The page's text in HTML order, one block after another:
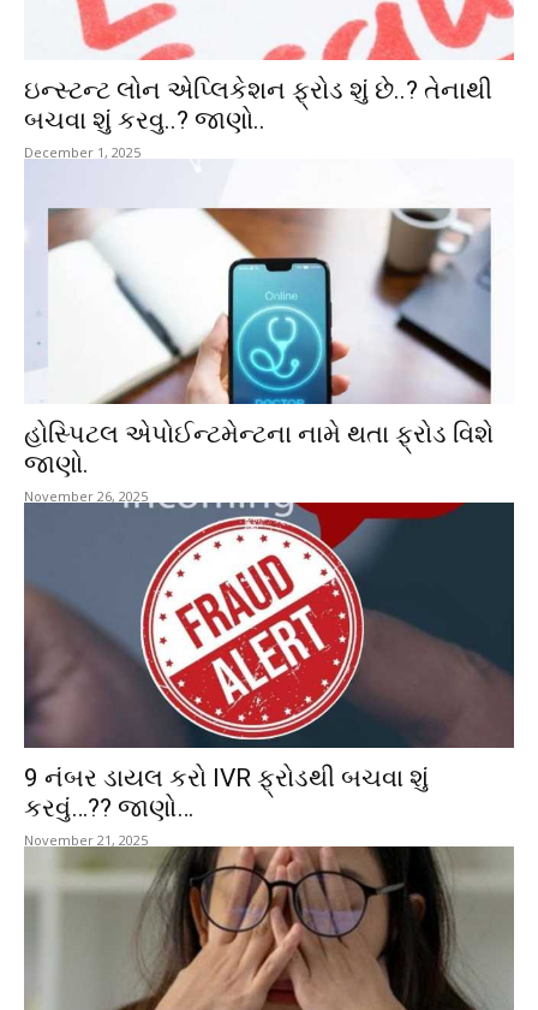
ઇન્સ્ટન્ટ લોન એપ્લિકેશન ફ્રોડ શું છે..? તેનાથી
બચવા શું કરવુ..? જાણો..
December 1, 2025
હોસ્પિટલ એપોઈન્ટમેન્ટના નામે થતા ફ્રોડ વિશે
જાણો.
November 26, 2025
9 નંબર ડાયલ કરો IVR ફ્રોડથી બચવા શું
કરવું…?? જાણો…
November 21, 2025